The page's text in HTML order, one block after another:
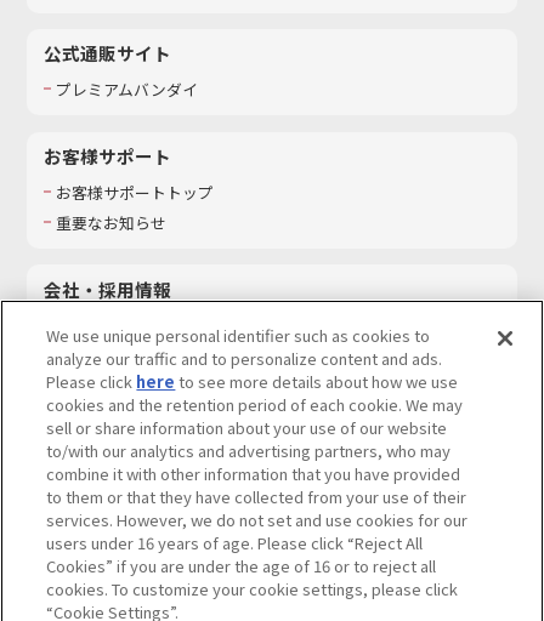
公式通販サイト
プレミアムバンダイ
お客様サポート
お客様サポートトップ
重要なお知らせ
会社・採用情報
採用情報
サステナビリティ
お問い合わせ
ウェブサイトご利用条件 ソーシャルメディアポリシー
個人情報及び特定個人情報等の取り扱いに関する保護方針
Do Not Sell or Share My Personal Information著作権・商標について
We use unique personal identifier such as cookies to
analyze our traffic and to personalize content and ads.
Please click here to see more details about how we use
cookies and the retention period of each cookie. We may
sell or share information about your use of our website
to/with our analytics and advertising partners, who may
combine it with other information that you have provided
to them or that they have collected from your use of their
services. However, we do not set and use cookies for our
users under 16 years of age. Please click “Reject All
Cookies” if you are under the age of 16 or to reject all
cookies. To customize your cookie settings, please click
“Cookie Settings”.